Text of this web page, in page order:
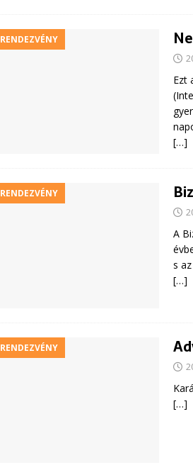
RENDEZVÉNY
Ezt
[…]
RENDEZVÉNY
A
s
[…]
RENDEZVÉNY
[…]